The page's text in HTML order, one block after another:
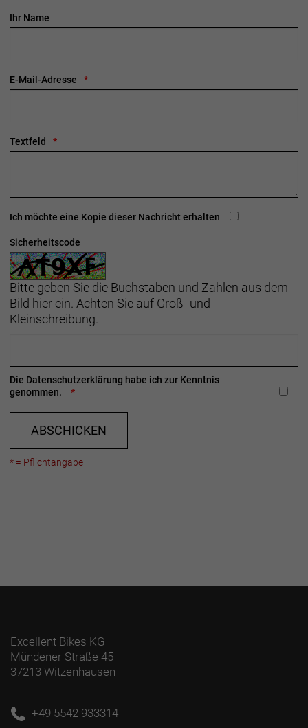
Ihr Name
E-Mail-Adresse
Textfeld
Ich möchte eine Kopie dieser Nachricht erhalten
Sicherheitscode
Bitte geben Sie die Buchstaben und Zahlen aus dem
Bild hier ein. Achten Sie auf Groß- und
Kleinschreibung.
Die Datenschutzerklärung habe ich zur Kenntnis
genommen.
ABSCHICKEN
* = Pflichtangabe
Excellent Bikes KG
Mündener Straße 45
37213 Witzenhausen
+49 5542 933314